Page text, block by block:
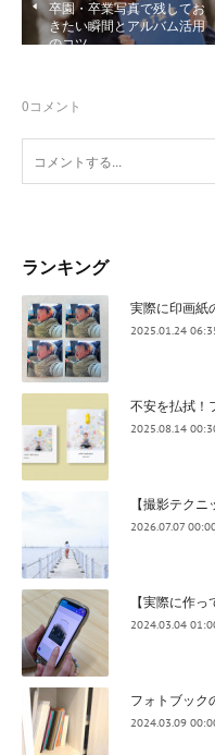
卒園・卒業写真で残してお
きたい瞬間とアルバム活用
のコツ
0コメント
ランキング
実際に印画紙
2025.01.24
不安を払拭！
2025.08.14
【撮影テク
2026.07.07
【実際に作
2024.03.04
フォトブック
2024.03.09